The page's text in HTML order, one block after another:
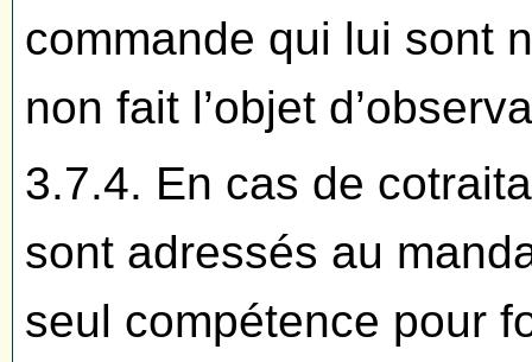
commande qui lui sont
non fait l’objet
3.7.4. En cas de
sont adressés au
seul compétence pour